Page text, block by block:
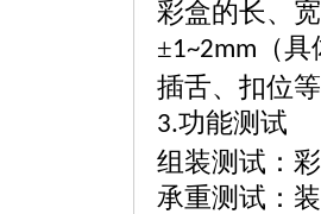
彩盒的长、
±1~2mm
（
插舌、扣位
3.功能测试
组装测试：
承重测试：